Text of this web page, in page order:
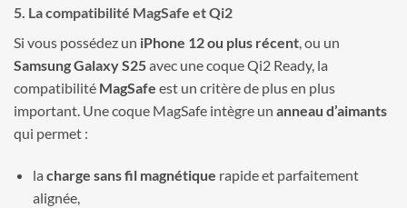
5. La compatibilité MagSafe et Qi2
Si vous possédez un iPhone 12 ou plus récent, ou un
Samsung Galaxy S25avec une coque Qi2 Ready, la
compatibilité MagSafe est un critère de plus en plus
important. Une coque MagSafe intègre un anneau d’aimants
qui permet :
la charge sans fil magnétique rapide et parfaitement
alignée,